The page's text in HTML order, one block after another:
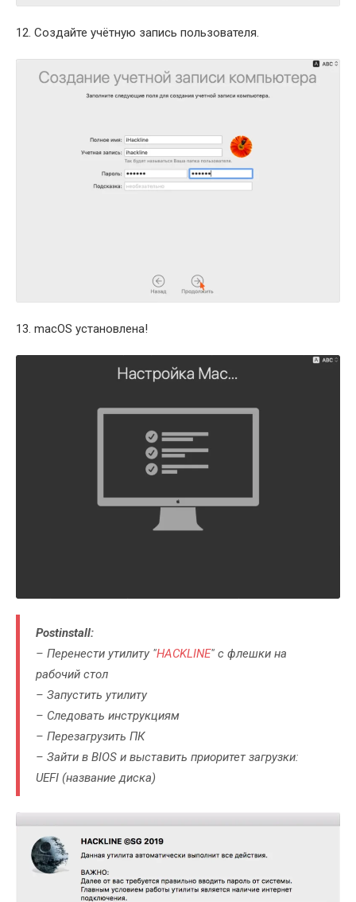
12. Создайте учётную запись пользователя.
13. macOS установлена!
Postinstall:
– Перенести утилиту "HACKLINE" с флешки на
рабочий стол
– Запустить утилиту
– Следовать инструкциям
– Перезагрузить ПК
– Зайти в BIOS и выставить приоритет загрузки:
UEFI (название диска)